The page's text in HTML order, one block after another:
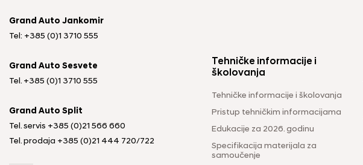
Grand Auto Jankomir
Tel: +385 (0)1 3710 555
Grand Auto Sesvete
Tel. +385 (0)1 3710 555
Grand Auto Split
Tel. servis +385 (0)21 566 660
Tel. prodaja +385 (0)21 444 720/722
Tehničke informacije i
školovanja
Tehničke informacije i školovanja
Pristup tehničkim informacijama
Edukacije za 2026. godinu
Specifikacija materijala za
samoučenje